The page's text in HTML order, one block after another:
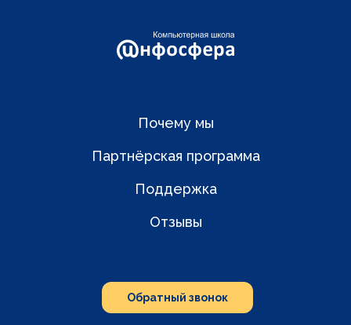
Почему мы
Партнёрская программа
Поддержка
Отзывы
Обратный звонок